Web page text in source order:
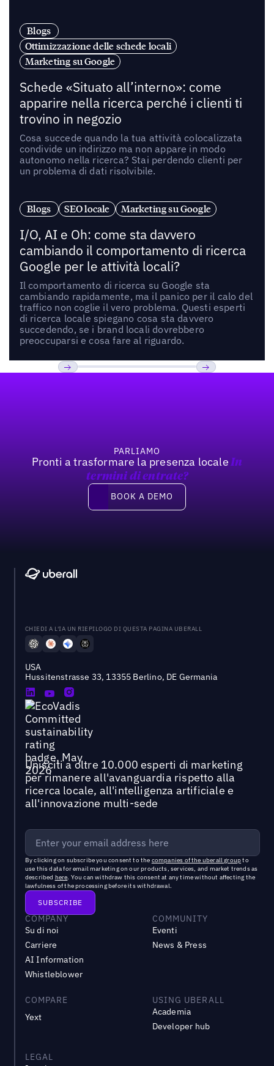
Blogs
Ottimizzazione delle schede locali
Marketing su Google
Schede «Situato all’interno»: come
apparire nella ricerca perché i clienti ti
trovino in negozio
Cosa succede quando la tua attività colocalizzata
condivide un indirizzo ma non appare in modo
autonomo nella ricerca? Stai perdendo clienti per
un problema di dati risolvibile.
Blogs SEO locale Marketing su Google
I/O, AI e Oh: come sta davvero
cambiando il comportamento di ricerca
Google per le attività locali?
Il comportamento di ricerca su Google sta
cambiando rapidamente, ma il panico per il calo del
traffico non coglie il vero problema. Questi esperti
di ricerca locale spiegano cosa sta davvero
succedendo, se i brand locali dovrebbero
preoccuparsi e cosa fare al riguardo.
PARLIAMO
Pronti a trasformare la presenza locale In
termini di entrate?
Book a demo
BOOK A DEMO
CHIEDI A L'IA UN RIEPILOGO DI QUESTA PAGINA UBERALL
USA
Hussitenstrasse 33, 13355 Berlino, DE Germania
Unisciti a oltre 10.000 esperti di marketing
per rimanere all'avanguardia rispetto alla
ricerca locale, all'intelligenza artificiale e
all'innovazione multi-sede
By clicking on subscribe you consent to the companies of the uberall groupto
use this data for email marketing on our products, services, and market trends as
described here. You can withdraw this consent at any time without affecting the
lawfulness of the processing before its withdrawal.
COMPANY
Su di noi
Carriere
AI Information
Whistleblower
COMMUNITY
Eventi
News & Press
COMPARE
Yext
USING UBERALL
Academia
Developer hub
LEGAL